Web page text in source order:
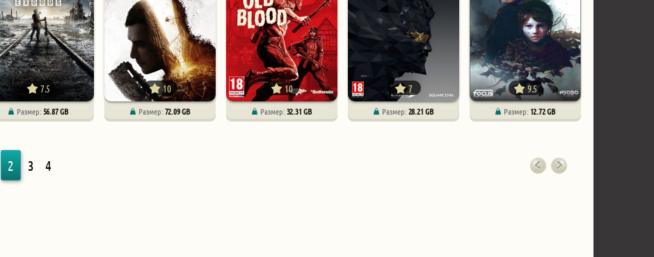
7.5
Размер:56.87 GB
10
Размер:72.09 GB
10
Размер:32.31 GB
7
Размер:28.21 GB
9.5
Размер: 12.72 GB
2 3 4